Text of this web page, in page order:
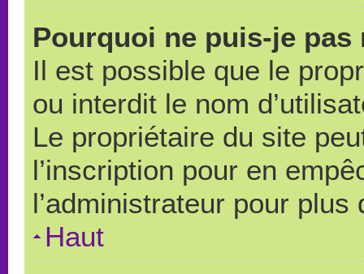
Pourquoi ne puis-je pas
Il est possible que le
ou interdit le nom
Le propriétaire du site
l’inscription pour en
l’administrateur pour
Haut